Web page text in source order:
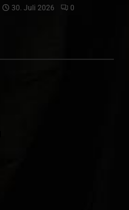
30. Juli 2026 0